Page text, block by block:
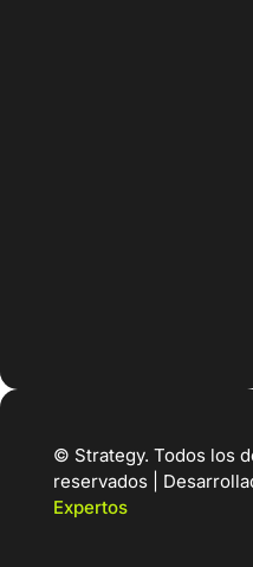
© Strategy. Todos los
reservados |
Expertos